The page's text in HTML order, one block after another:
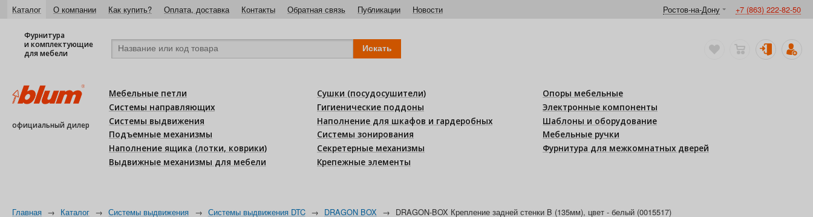
Каталог О компании Как купить? Оплата, доставка Контакты Обратная связь Публикации Новости Ростов-на-Дону +7 (863) 222-82-50
Фурнитура
и комплектующие
для мебели
официальный дилер
Мебельные петли
Системы направляющих
Системы выдвижения
Подъемные механизмы
Наполнение ящика (лотки, коврики)
Выдвижные механизмы для мебели
Сушки (посудосушители)
Гигиенические поддоны
Наполнение для шкафов и гардеробных
Системы зонирования
Секретерные механизмы
Крепежные элементы
Опоры мебельные
Электронные компоненты
Шаблоны и оборудование
Мебельные ручки
Фурнитура для межкомнатных дверей
Главная → Каталог → Системы выдвижения → Системы выдвижения DTC → DRAGON BOX → DRAGON-BOX Крепление задней стенки B (135мм), цвет - белый (0015517)